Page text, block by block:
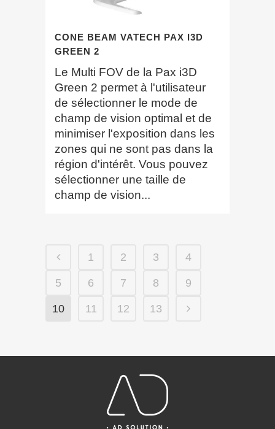
CONE BEAM VATECH PAX I3D
GREEN 2
Le Multi FOV de la Pax i3D
Green 2 permet à l'utilisateur
de sélectionner le mode de
champ de vision optimal et de
minimiser l'exposition dans les
zones qui ne sont pas dans la
région d'intérêt. Vous pouvez
sélectionner une taille de
champ de vision...
1 2 3 4
5 6 7 8 9
10 11 12 13